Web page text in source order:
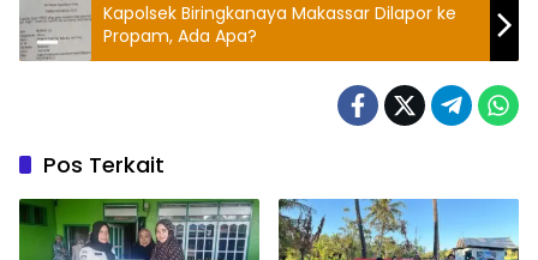
Kapolsek Biringkanaya Makassar Dilapor ke
Propam, Ada Apa?
Pos Terkait